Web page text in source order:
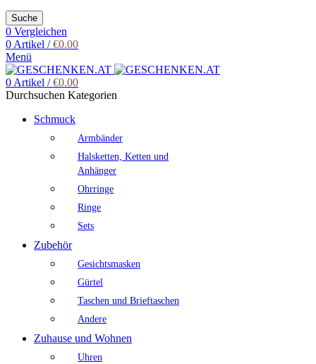
Suche
0 Vergleichen
0Artikel / €0.00
Menü
0Artikel / €0.00
Durchsuchen Kategorien
Schmuck
Armbänder
Halsketten, Ketten und
Anhänger
Ohrringe
Ringe
Sets
Zubehör
Gesichtsmasken
Gürtel
Taschen und Brieftaschen
Andere
Zuhause und Wohnen
Uhren